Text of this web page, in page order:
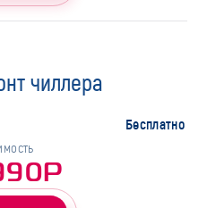
чиллера
Бесплатно